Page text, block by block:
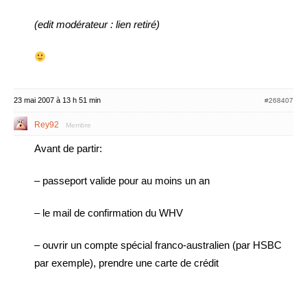
(edit modérateur : lien retiré)
23 mai 2007 à 13 h 51 min #268407
Rey92 Membre
Avant de partir:
– passeport valide pour au moins un an
– le mail de confirmation du WHV
– ouvrir un compte spécial franco-australien (par HSBC
par exemple), prendre une carte de crédit